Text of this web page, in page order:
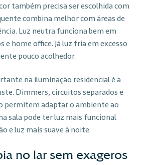
também precisa ser escolhida com
combina melhor com áreas de
Luz neutra funciona bem em
e home office. Já luz fria em excesso
pouco acolhedor.
na iluminação residencial é a
Dimmers, circuitos separados e
permitem adaptar o ambiente ao
sala pode ter luz mais funcional
e luz mais suave à noite.
no lar sem exageros